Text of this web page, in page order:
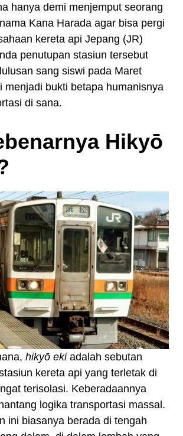
hanya demi menjemput seorang
Kana Harada agar bisa pergi
kereta api Jepang (JR)
penutupan stasiun tersebut
sang siswi pada Maret
menjadi bukti betapa humanisnya
di sana.
Hikyō
hikyō ekiadalah sebutan
kereta api yang terletak di
terisolasi. Keberadaannya
logika transportasi massal.
ini biasanya berada di tengah